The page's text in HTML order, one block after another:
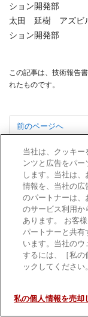
ション開発部
太田 延樹 アズビ
ション開発部
この記事は、技術報告
れたものです。
前のページへ
特集に寄せて：
競争力あるアズ
ビルならではの
生産体制機構に
向けて─人と機
械・システムと
の協調を通じた
生産変革─
当社は、クッキー
ンツと広告をパ
します。当社は
情報を、当社の広
のパートナーは、
のサービス利用か
あります。 お客
パートナーと共有
います。当社の
するには、［私の
ックしてください。
私の個人情報を売却